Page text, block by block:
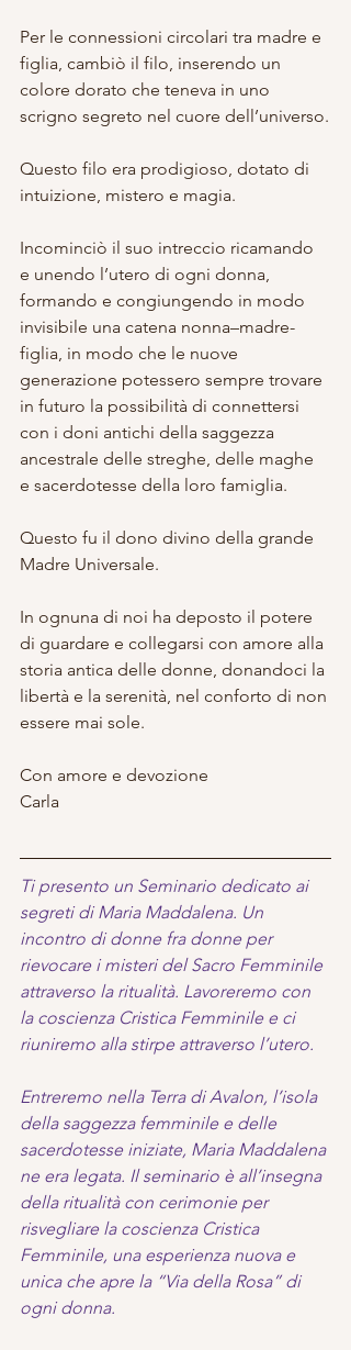
Per le connessioni circolari tra madre e
figlia, cambiò il filo, inserendo un
colore dorato che teneva in uno
scrigno segreto nel cuore dell’universo.
Questo filo era prodigioso, dotato di
intuizione, mistero e magia.
Incominciò il suo intreccio ricamando
e unendo l’utero di ogni donna,
formando e congiungendo in modo
invisibile una catena nonna–madre-
figlia, in modo che le nuove
generazione potessero sempre trovare
in futuro la possibilità di connettersi
con i doni antichi della saggezza
ancestrale delle streghe, delle maghe
e sacerdotesse della loro famiglia.
Questo fu il dono divino della grande
Madre Universale.
In ognuna di noi ha deposto il potere
di guardare e collegarsi con amore alla
storia antica delle donne, donandoci la
libertà e la serenità, nel conforto di non
essere mai sole.
Con amore e devozione
Carla
Ti presento un Seminario dedicato ai
segreti di Maria Maddalena. Un
incontro di donne fra donne per
rievocare i misteri del Sacro Femminile
attraverso la ritualità. Lavoreremo con
la coscienza Cristica Femminile e ci
riuniremo alla stirpe attraverso l’utero.
Entreremo nella Terra di Avalon, l’isola
della saggezza femminile e delle
sacerdotesse iniziate, Maria Maddalena
ne era legata. Il seminario è all’insegna
della ritualità con cerimonie per
risvegliare la coscienza Cristica
Femminile, una esperienza nuova e
unica che apre la “Via della Rosa” di
ogni donna.